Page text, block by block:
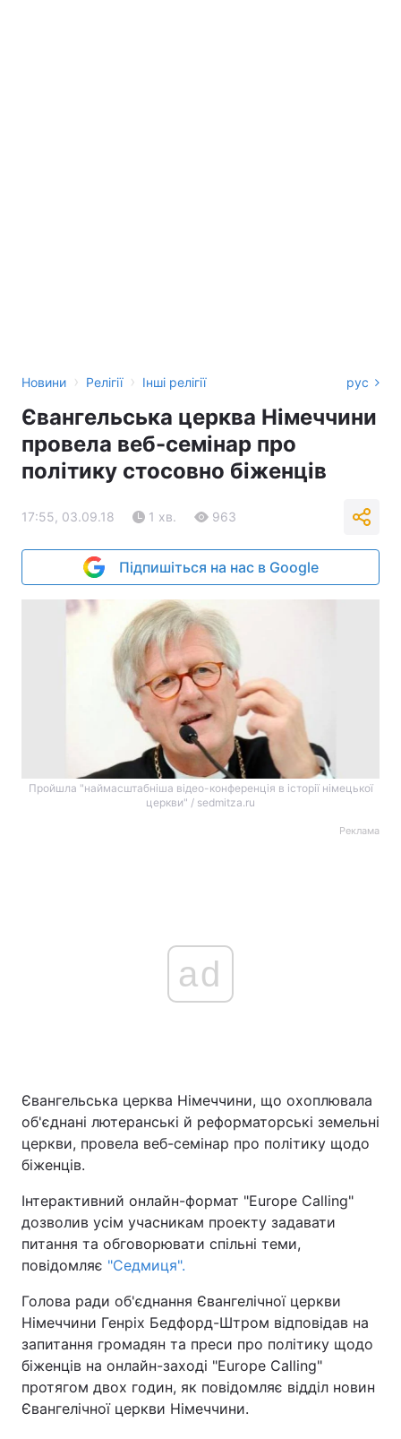
Новини › Релігії › Інші релігії рус
Євангельська церква Німеччини
провела веб-семінар про
політику стосовно біженців
17:55, 03.09.18 1 хв. 963
Підпишіться на нас в Google
Пройшла "наймасштабніша відео-конференція в історії німецької
церкви" / sedmitza.ru
Реклама
ad
Євангельська церква Німеччини, що охоплювала
об'єднані лютеранські й реформаторські земельні
церкви, провела веб-семінар про політику щодо
біженців.
Інтерактивний онлайн-формат "Europe Calling"
дозволив усім учасникам проекту задавати
питання та обговорювати спільні теми,
повідомляє "Седмиця".
Голова ради об'єднання Євангелічної церкви
Німеччини Генріх Бедфорд-Штром відповідав на
запитання громадян та преси про політику щодо
біженців на онлайн-заході "Europe Calling"
протягом двох годин, як повідомляє відділ новин
Євангелічної церкви Німеччини.